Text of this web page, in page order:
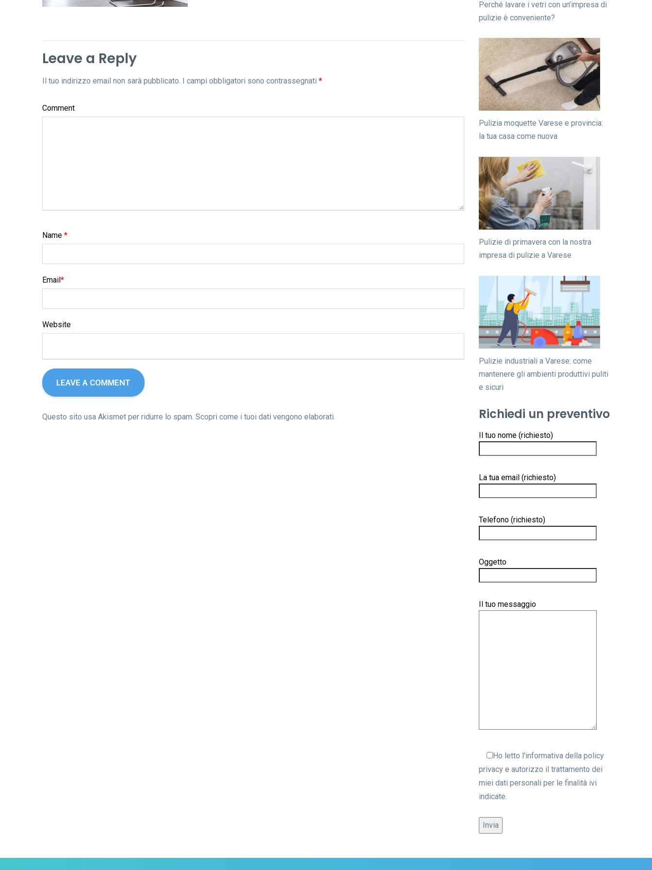
Leave a Reply
Il tuo indirizzo email non sarà pubblicato. I campi obbligatori sono contrassegnati *
Comment
Name *
Email*
Website
Questo sito usa Akismet per ridurre lo spam. Scopri come i tuoi dati vengono elaborati
Perché lavare i vetri con un’impresa di
pulizie è conveniente?
Pulizia moquette Varese e provincia:
la tua casa come nuova
Pulizie di primavera con la nostra
impresa di pulizie a Varese
Pulizie industriali a Varese: come
mantenere gli ambienti produttivi puliti
e sicuri
Richiedi un preventivo
Il tuo nome (richiesto)
La tua email (richiesto)
Telefono (richiesto)
Oggetto
Il tuo messaggio
Ho letto l'informativa della policy
privacy e autorizzo il trattamento dei
miei dati personali per le finalità ivi
indicate.